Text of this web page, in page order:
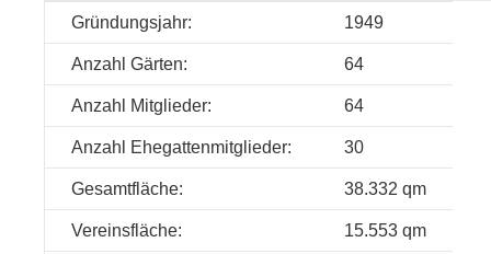
Gründungsjahr: 1949
Anzahl Gärten: 64
Anzahl Mitglieder: 64
Anzahl Ehegattenmitglieder: 30
Gesamtfläche: 38.332 qm
Vereinsfläche: 15.553 qm